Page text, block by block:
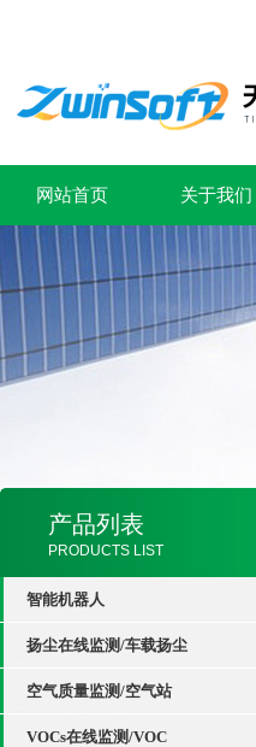
网站首页 关于我们
产品列表
PRODUCTS LIST
智能机器人
扬尘在线监测/车载扬尘
空气质量监测/空气站
VOCs在线监测/VOC